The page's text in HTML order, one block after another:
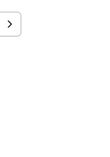
Next